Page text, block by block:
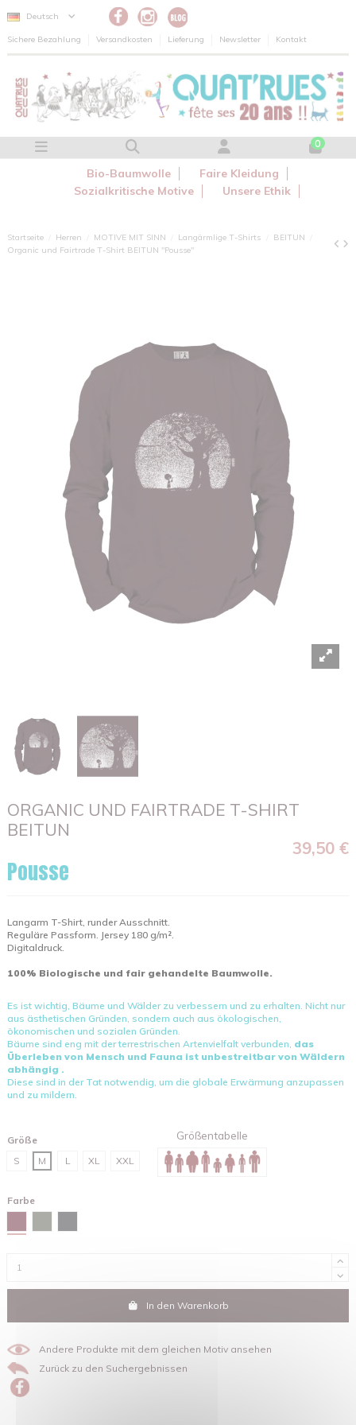
Deutsch
Sichere Bezahlung Versandkosten Lieferung Newsletter Kontakt
0
Bio-Baumwolle
Faire Kleidung
Sozialkritische Motive
Unsere Ethik
Startseite Herren MOTIVE MIT SINN Langärmlige T-Shirts
BEITUN
Organic und Fairtrade T-Shirt BEITUN "Pousse"
ORGANIC UND FAIRTRADE T-SHIRT
BEITUN
39,50 €
Pousse
Langarm T-Shirt, runder Ausschnitt.
Reguläre Passform. Jersey 180 g/m².
Digitaldruck.
100% Biologische und fair gehandelte Baumwolle.
Es ist wichtig, Bäume und Wälder zu verbessern und zu erhalten. Nicht nur
aus ästhetischen Gründen, sondern auch aus ökologischen,
ökonomischen und sozialen Gründen.
Bäume sind eng mit der terrestrischen Artenvielfalt verbunden, das
Überleben von Mensch und Fauna ist unbestreitbar von Wäldern
abhängig .
Diese sind in der Tat notwendig, um die globale Erwärmung anzupassen
und zu mildern.
Größe
S
M L XL XXL
Größentabelle
Farbe
In den Warenkorb
Andere Produkte mit dem gleichen Motiv ansehen
Zurück zu den Suchergebnissen